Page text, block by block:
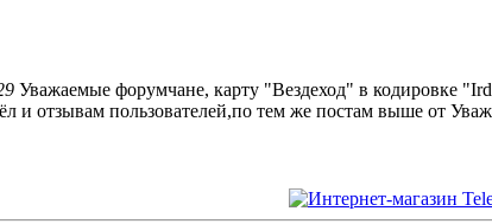
Уважаемые форумчане, карту "Вездеход" в кодировке
отзывам пользователей,по тем же постам выше от